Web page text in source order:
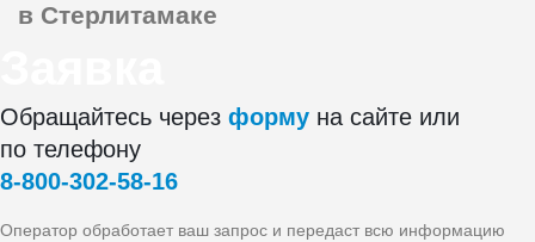
в Стерлитамаке
Обращайтесь через форму на сайте или
по телефону
8‑800‑302‑58‑16
Оператор обработает ваш запрос и передаст всю информацию